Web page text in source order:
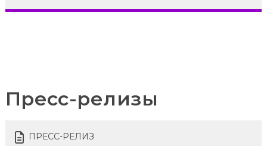
Пресс-релизы
ПРЕСС-РЕЛИЗ